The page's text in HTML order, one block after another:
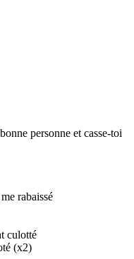
personne et casse-toi
rabaissé
culotté
(x2)